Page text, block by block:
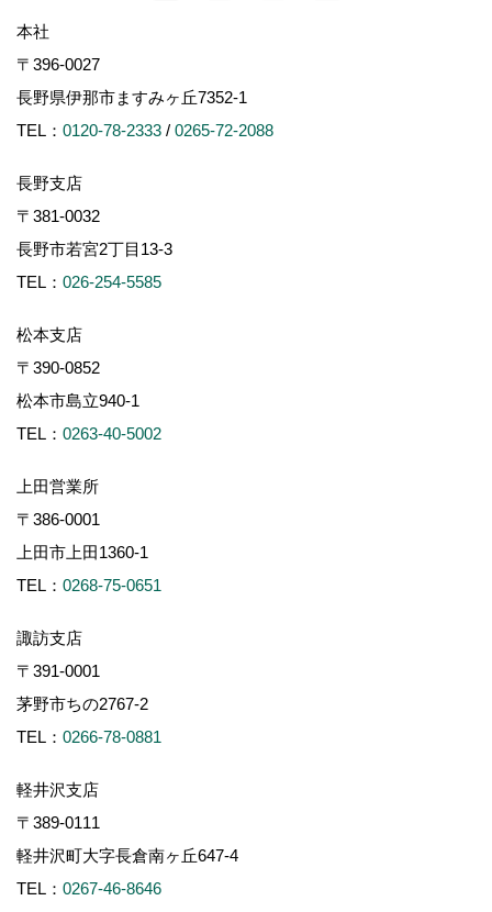
本社
〒396-0027
長野県伊那市ますみヶ丘7352-1
TEL： 0120-78-2333 / 0265-72-2088
長野支店
〒381-0032
長野市若宮2丁目13-3
TEL： 026-254-5585
松本支店
〒390-0852
松本市島立940-1
TEL： 0263-40-5002
上田営業所
〒386-0001
上田市上田1360-1
TEL： 0268-75-0651
諏訪支店
〒391-0001
茅野市ちの2767-2
TEL： 0266-78-0881
軽井沢支店
〒389-0111
軽井沢町大字長倉南ヶ丘647-4
TEL： 0267-46-8646